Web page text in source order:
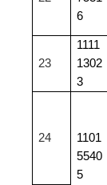
6
23
1111
1302
3
24
1101
5540
5